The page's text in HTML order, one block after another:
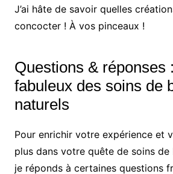
J’ai hâte de savoir quelles
concocter ! À vos pinceaux !
Questions & réponses
fabuleux des soins de
naturels
Pour enrichir votre expérience et
plus dans votre quête de soins de
je réponds à certaines questions